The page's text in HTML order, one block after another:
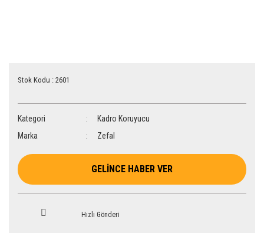
Stok Kodu : 2601
Kategori
Kadro Koruyucu
Marka
Zefal
GELİNCE HABER VER
Hızlı Gönderi